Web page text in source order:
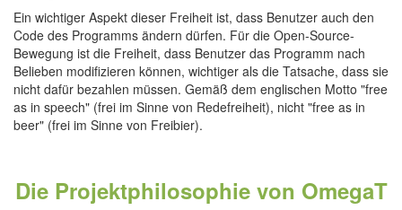
Ein wichtiger Aspekt dieser Freiheit ist, dass Benutzer auch den
Code des Programms ändern dürfen. Für die Open-Source-
Bewegung ist die Freiheit, dass Benutzer das Programm nach
Belieben modifizieren können, wichtiger als die Tatsache, dass sie
nicht dafür bezahlen müssen. Gemäß dem englischen Motto "free
as in speech" (frei im Sinne von Redefreiheit), nicht "free as in
beer" (frei im Sinne von Freibier).
Die Projektphilosophie von OmegaT